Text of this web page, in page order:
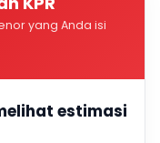
yang Anda isi
estimasi